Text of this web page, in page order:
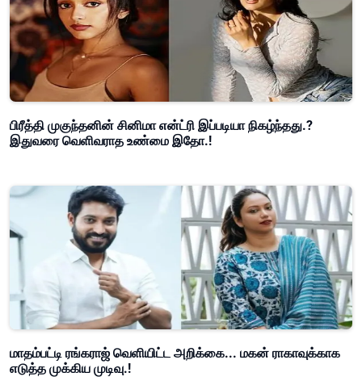
பிரீத்தி முகுந்தனின் சினிமா என்ட்ரி இப்படியா நிகழ்ந்தது.?
இதுவரை வெளிவராத உண்மை இதோ.!
மாதம்பட்டி ரங்கராஜ் வெளியிட்ட அறிக்கை... மகன் ராகாவுக்காக
எடுத்த முக்கிய முடிவு.!